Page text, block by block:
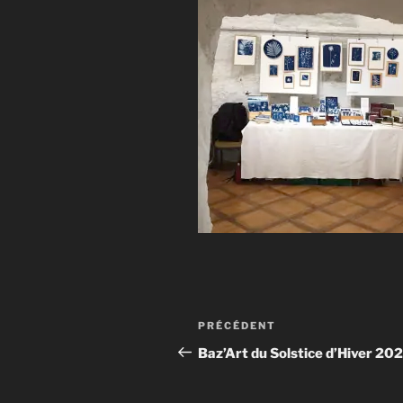
Navigation
de
Article
précédent
PRÉCÉDENT
Baz’Art du Solstice d’Hiver